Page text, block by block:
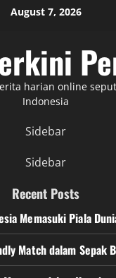
August 7, 2026
harian online
Indonesia
Sidebar
Sidebar
Recent Posts
Memasuki Piala
Match dalam Sepak